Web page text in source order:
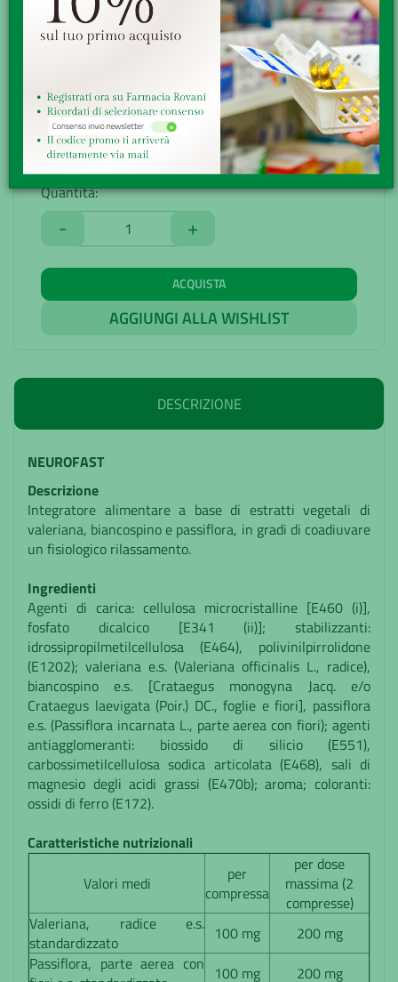
Ritiro presso la farmacia
Reso veloce, facile e gratuito
16,90€
Quantità:
- +
ACQUISTA
AGGIUNGI ALLA WISHLIST
DESCRIZIONE
NEUROFAST
Descrizione
Integratore alimentare a base di estratti vegetali di
valeriana, biancospino e passiflora, in gradi di coadiuvare
un fisiologico rilassamento.
Ingredienti
Agenti di carica: cellulosa microcristalline [E460 (i)],
fosfato dicalcico [E341 (ii)]; stabilizzanti:
idrossipropilmetilcellulosa (E464), polivinilpirrolidone
(E1202); valeriana e.s. (Valeriana officinalis L., radice),
biancospino e.s. [Crataegus monogyna Jacq. e/o
Crataegus laevigata (Poir.) DC., foglie e fiori], passiflora
e.s. (Passiflora incarnata L., parte aerea con fiori); agenti
antiagglomeranti: biossido di silicio (E551),
carbossimetilcellulosa sodica articolata (E468), sali di
magnesio degli acidi grassi (E470b); aroma; coloranti:
ossidi di ferro (E172).
Caratteristiche nutrizionali
Valori medi
per
compressa
per dose
massima (2
compresse)
Valeriana, radice e.s.
standardizzato
100 mg
200 mg
Passiflora, parte aerea con 100 mg
200 mg